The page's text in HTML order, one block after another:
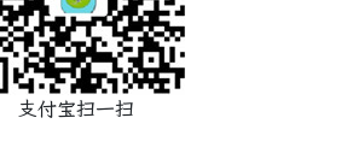
支付宝扫一扫